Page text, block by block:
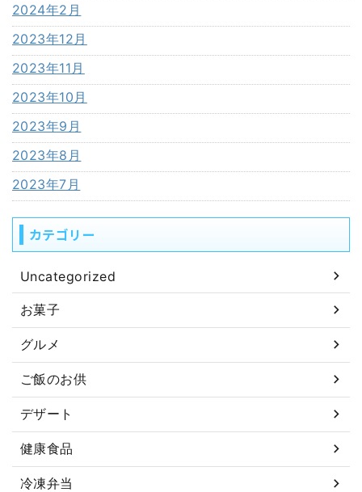
2024年2月
2023年12月
2023年11月
2023年10月
2023年9月
2023年8月
2023年7月
カテゴリー
Uncategorized
お菓子
グルメ
ご飯のお供
デザート
健康食品
冷凍弁当